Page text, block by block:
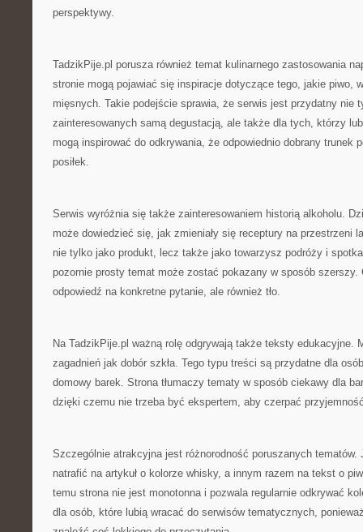
perspektywy.
TadzikPije.pl porusza również temat kulinarnego zastosowania
stronie mogą pojawiać się inspiracje dotyczące tego, jakie piwo,
mięsnych. Takie podejście sprawia, że serwis jest przydatny nie
zainteresowanych samą degustacją, ale także dla tych, którzy
mogą inspirować do odkrywania, że odpowiednio dobrany trunek
posiłek.
Serwis wyróżnia się także zainteresowaniem historią alkoholu.
może dowiedzieć się, jak zmieniały się receptury na przestrzeni
nie tylko jako produkt, lecz także jako towarzysz podróży i
pozornie prosty temat może zostać pokazany w sposób
odpowiedź na konkretne pytanie, ale również tło.
Na TadzikPije.pl ważną rolę odgrywają także teksty edukacyjne.
zagadnień jak dobór szkła. Tego typu treści są przydatne dla
domowy barek. Strona tłumaczy tematy w sposób ciekawy dla
dzięki czemu nie trzeba być ekspertem, aby czerpać
Szczególnie atrakcyjna jest różnorodność poruszanych
natrafić na artykuł o kolorze whisky, a innym razem na tekst o
temu strona nie jest monotonna i pozwala regularnie odkrywać
dla osób, które lubią wracać do serwisów tematycznych,